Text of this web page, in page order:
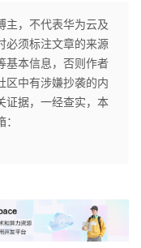
主，不代表华为云及
必须标注文章的来源
基本信息，否则作者
区中有涉嫌抄袭的内
证据，一经查实，本